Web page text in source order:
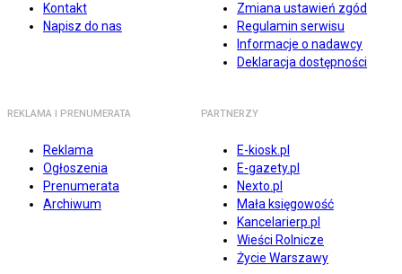
Kontakt
Napisz do nas
Zmiana ustawień zgód
Regulamin serwisu
Informacje o nadawcy
Deklaracja dostępności
REKLAMA I PRENUMERATA
Reklama
Ogłoszenia
Prenumerata
Archiwum
PARTNERZY
E-kiosk.pl
E-gazety.pl
Nexto.pl
Mała księgowość
Kancelarierp.pl
Wieści Rolnicze
Życie Warszawy